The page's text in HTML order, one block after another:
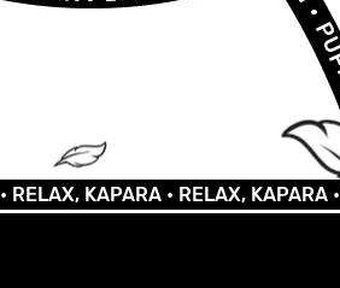
KAPARA •RELAX, KAPARA •